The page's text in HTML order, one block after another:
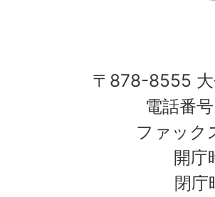
〒878-8555 大
電話番
ファッ
開庁
閉庁